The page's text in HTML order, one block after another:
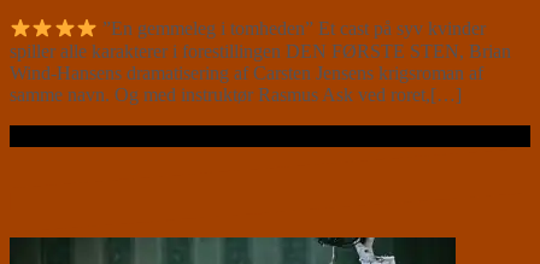
”En gemmeleg i tomheden” Et cast på syv kvinder
spiller alle karakterer i forestillingen DEN FØRSTE STEN, Brian
Wind-Hansens dramatisering af Carsten Jensens krigsroman af
samme navn. Og med instruktør Rasmus Ask ved roret,[…]